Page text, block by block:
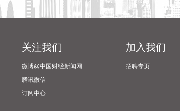
关注我们
微博@中国财经新闻网
腾讯微信
订阅中心
加入我们
招聘专页